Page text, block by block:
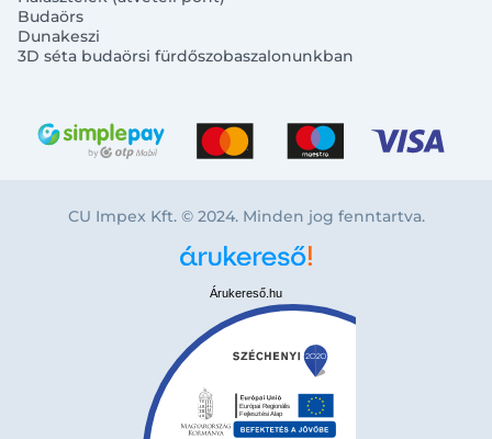
Budaörs
Dunakeszi
3D séta budaörsi fürdőszobaszalonunkban
CU Impex Kft. © 2024. Minden jog fenntartva.
Árukereső.hu